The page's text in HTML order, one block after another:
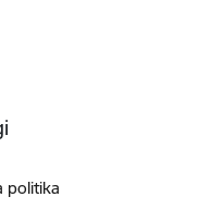
politika